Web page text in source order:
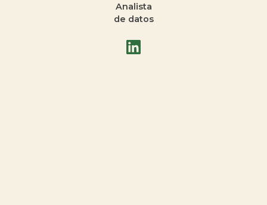
Analista
de datos